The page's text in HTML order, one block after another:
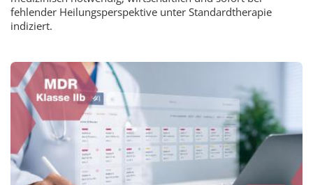
fehlender Heilungsperspektive unter Standardtherapie
indiziert.